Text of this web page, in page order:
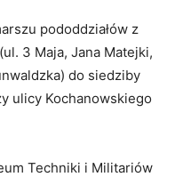
pododdziałów z
3 Maja, Jana Matejki,
do siedziby
ulicy Kochanowskiego
Techniki i Militariów